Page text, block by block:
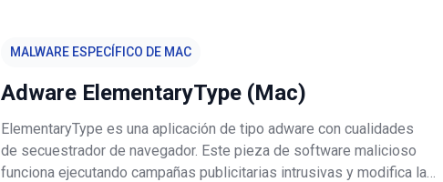
MALWARE ESPECÍFICO DE MAC
Adware ElementaryType (Mac)
ElementaryType es una aplicación de tipo adware con cualidades
de secuestrador de navegador. Este pieza de software malicioso
funciona ejecutando campañas publicitarias intrusivas y modifica la